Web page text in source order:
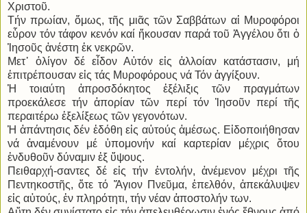
Χριστοῦ.
Τήν πρωίαν, ὅμως, τῆς μιᾶς τῶν Σαββάτων αἱ Μυροφόροι
εὗρον τόν τάφον κενόν καί ἤκουσαν παρά τοῦ Ἀγγέλου ὅτι ὁ
Ἰησοῦς ἀνέστη ἐκ νεκρῶν.
Μετ᾿ ὀλίγον δέ εἶδον Αὐτόν εἰς ἀλλοίαν κατάστασιν, μή
ἐπιτρέπουσαν εἰς τάς Μυροφόρους νά Τόν ἀγγίξουν.
Ἡ τοιαύτη ἀπροσδόκητος ἐξέλιξις τῶν πραγμάτων
προεκάλεσε τήν ἀπορίαν τῶν περί τόν Ἰησοῦν περί τῆς
περαιτέρω ἐξελίξεως τῶν γεγονότων.
Ἡ ἀπάντησις δέν ἐδόθη εἰς αὐτούς ἀμέσως. Εἰδοποιήθησαν
νά ἀναμένουν μέ ὑπομονήν καί καρτερίαν μέχρις ὅτου
ἐνδυθοῦν δύναμιν ἐξ ὕψους.
Πειθαρχή-σαντες δέ εἰς τήν ἐντολήν, ἀνέμενον μέχρι τῆς
Πεντηκοστῆς, ὅτε τό Ἅγιον Πνεῦμα, ἐπελθόν, ἀπεκάλυψεν
εἰς αὐτούς, ἐν πληρότητι, τήν νέαν ἀποστολήν των.